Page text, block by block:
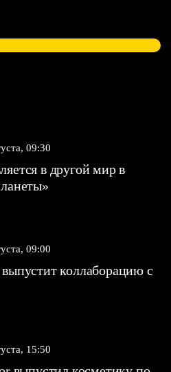
09:30
в другой мир в
09:00
коллаборацию с
15:50